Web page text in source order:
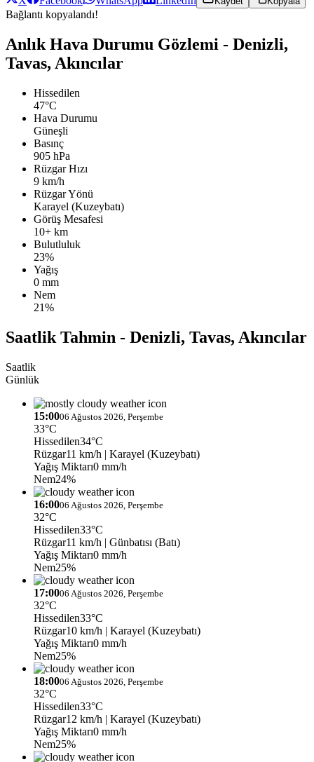
Bağlantı kopyalandı!
Anlık Hava Durumu Gözlemi - Denizli,
Tavas, Akıncılar
Hissedilen
47°C
Hava Durumu
Güneşli
Basınç
905 hPa
Rüzgar Hızı
9 km/h
Rüzgar Yönü
Karayel (Kuzeybatı)
Görüş Mesafesi
10+ km
Bulutluluk
23%
Yağış
0 mm
Nem
21%
Saatlik Tahmin - Denizli, Tavas, Akıncılar
Saatlik
Günlük
15:0006 Ağustos 2026, Perşembe
33°C
Hissedilen34°C
Rüzgar11 km/h | Karayel (Kuzeybatı)
Yağış Miktarı0 mm/h
Nem24%
16:0006 Ağustos 2026, Perşembe
32°C
Hissedilen33°C
Rüzgar11 km/h | Günbatısı (Batı)
Yağış Miktarı0 mm/h
Nem25%
17:0006 Ağustos 2026, Perşembe
32°C
Hissedilen33°C
Rüzgar10 km/h | Karayel (Kuzeybatı)
Yağış Miktarı0 mm/h
Nem25%
18:0006 Ağustos 2026, Perşembe
32°C
Hissedilen33°C
Rüzgar12 km/h | Karayel (Kuzeybatı)
Yağış Miktarı0 mm/h
Nem25%